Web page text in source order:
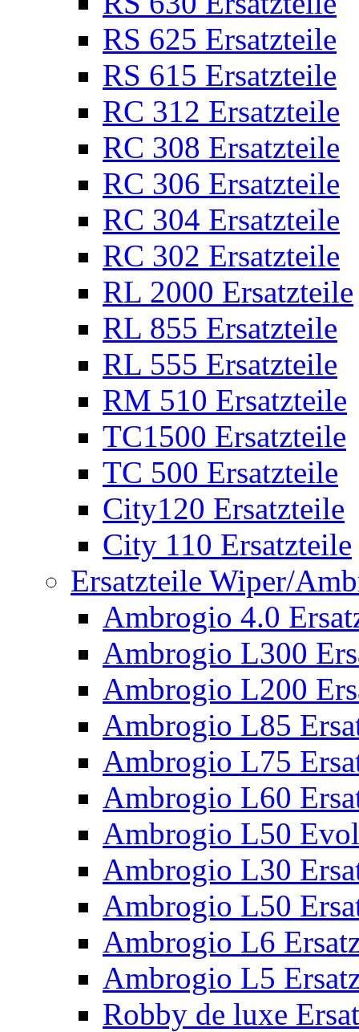
RS 625 Ersatzteile
RS 615 Ersatzteile
RC 312 Ersatzteile
RC 308 Ersatzteile
RC 306 Ersatzteile
RC 304 Ersatzteile
RC 302 Ersatzteile
RL 2000 Ersatzteile
RL 855 Ersatzteile
RL 555 Ersatzteile
RM 510 Ersatzteile
TC1500 Ersatzteile
TC 500 Ersatzteile
City120 Ersatzteile
City 110 Ersatzteile
Ersatzteile Wiper/
Ambrogio 4.0
Ambrogio L300
Ambrogio L200
Ambrogio L85
Ambrogio L75
Ambrogio L60
Ambrogio L50
Ambrogio L30
Ambrogio L50
Ambrogio L6
Ambrogio L5
Robby de luxe